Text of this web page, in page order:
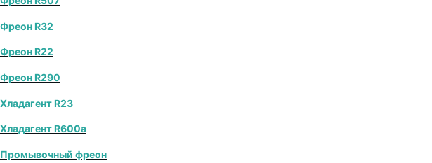
Фреон R32
Фреон R22
Фреон R290
Хладагент R23
Хладагент R600a
Промывочный фреон